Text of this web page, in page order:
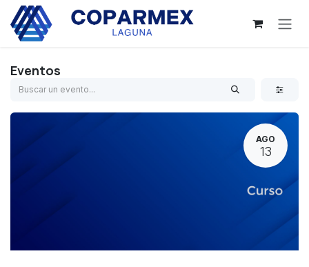
Ir al contenido
Eventos
AGO
13